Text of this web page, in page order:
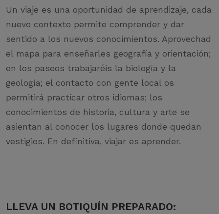
Un viaje es una oportunidad de aprendizaje, cada
nuevo contexto permite comprender y dar
sentido a los nuevos conocimientos. Aprovechad
el mapa para enseñarles geografía y orientación;
en los paseos trabajaréis la biología y la
geología; el contacto con gente local os
permitirá practicar otros idiomas; los
conocimientos de historia, cultura y arte se
asientan al conocer los lugares donde quedan
vestigios. En definitiva, viajar es aprender.
LLEVA UN BOTIQUÍN PREPARADO: